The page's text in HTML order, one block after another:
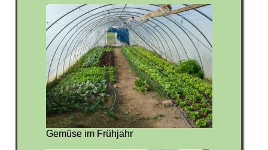
Gemüse im Frühjahr